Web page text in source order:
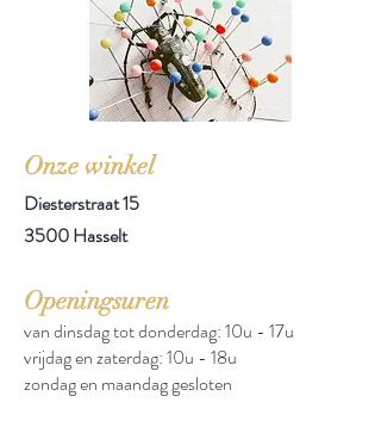
Onze winkel
Diesterstraat 15
3500 Hasselt
Openingsuren
van dinsdag tot donderdag: 10u - 17u
vrijdag en zaterdag: 10u - 18u
zondag en maandag gesloten